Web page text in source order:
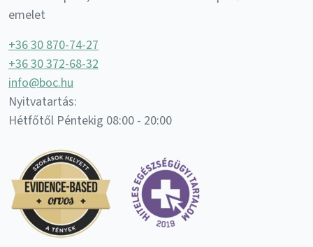
emelet
+36 30 870-74-27
+36 30 372-68-32
info@boc.hu
Nyitvatartás:
Hétfőtől Péntekig 08:00 - 20:00